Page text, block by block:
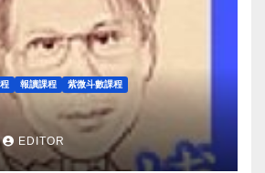
報讀課程 紫微斗數課程
EDITOR